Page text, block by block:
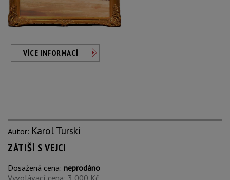
VÍCE INFORMACÍ
Autor: Karol Turski
ZÁTIŠÍ S VEJCI
Dosažená cena: neprodáno
Vyvolávací cena: 3 000 Kč